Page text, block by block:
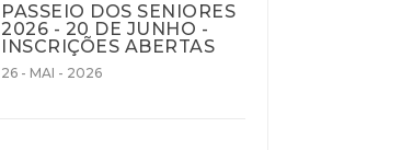
PASSEIO DOS SENIORES
2026 - 20 DE JUNHO -
INSCRIÇÕES ABERTAS
26 - MAI - 2026